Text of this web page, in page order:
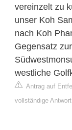
vereinzelt zu
unser Koh
nach Koh
Gegensatz
westliche
Antrag auf
vollständige